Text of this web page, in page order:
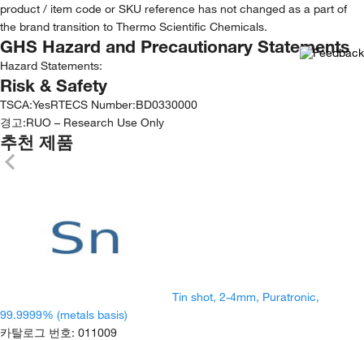
product / item code or SKU reference has not changed as a part of
the brand transition to Thermo Scientific Chemicals.
GHS Hazard and Precautionary Statements
Hazard Statements:
Risk & Safety
TSCA:YesRTECS Number:BD0330000
경고:RUO – Research Use Only
추천 제품
Tin shot, 2-4mm, Puratronic,
99.9999% (metals basis)
카탈로그 번호: 011009